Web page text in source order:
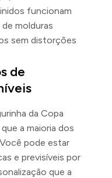
funcionam
molduras
sem distorções
de
da Copa
a maioria dos
pode estar
e previsíveis por
que a